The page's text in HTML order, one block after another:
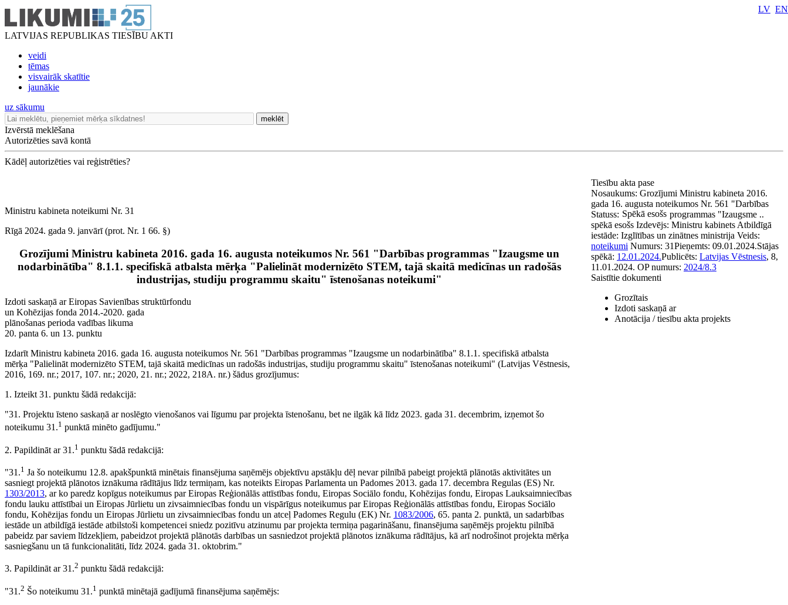
LATVIJAS REPUBLIKAS TIESĪBU AKTI
veidi
tēmas
visvairāk skatītie
jaunākie
LV EN
uz sākumu
meklēt
Izvērstā meklēšana
Autorizēties savā kontā
Kādēļ autorizēties vai reģistrēties?
Ministru kabineta noteikumi Nr. 31
Rīgā 2024. gada 9. janvārī (prot. Nr. 1 66. §)
Grozījumi Ministru kabineta 2016. gada 16. augusta noteikumos Nr. 561 "Darbības programmas "Izaugsme un
nodarbinātība" 8.1.1. specifiskā atbalsta mērķa "Palielināt modernizēto STEM, tajā skaitā medicīnas un radošās
industrijas, studiju programmu skaitu" īstenošanas noteikumi"
Izdoti saskaņā ar Eiropas Savienības struktūrfondu
un Kohēzijas fonda 2014.-2020. gada
plānošanas perioda vadības likuma
20. panta 6. un 13. punktu
Izdarīt Ministru kabineta 2016. gada 16. augusta noteikumos Nr. 561 "Darbības programmas "Izaugsme un nodarbinātība" 8.1.1. specifiskā atbalsta
mērķa "Palielināt modernizēto STEM, tajā skaitā medicīnas un radošās industrijas, studiju programmu skaitu" īstenošanas noteikumi" (Latvijas Vēstnesis,
2016, 169. nr.; 2017, 107. nr.; 2020, 21. nr.; 2022, 218A. nr.) šādus grozījumus:
1. Izteikt 31. punktu šādā redakcijā:
"31. Projektu īsteno saskaņā ar noslēgto vienošanos vai līgumu par projekta īstenošanu, bet ne ilgāk kā līdz 2023. gada 31. decembrim, izņemot šo
noteikumu 31.1 punktā minēto gadījumu."
2. Papildināt ar 31.1 punktu šādā redakcijā:
"31.1 Ja šo noteikumu 12.8. apakšpunktā minētais finansējuma saņēmējs objektīvu apstākļu dēļ nevar pilnībā pabeigt projektā plānotās aktivitātes un
sasniegt projektā plānotos iznākuma rādītājus līdz termiņam, kas noteikts Eiropas Parlamenta un Padomes 2013. gada 17. decembra Regulas (ES) Nr.
1303/2013, ar ko paredz kopīgus noteikumus par Eiropas Reģionālās attīstības fondu, Eiropas Sociālo fondu, Kohēzijas fondu, Eiropas Lauksaimniecības
fondu lauku attīstībai un Eiropas Jūrlietu un zivsaimniecības fondu un vispārīgus noteikumus par Eiropas Reģionālās attīstības fondu, Eiropas Sociālo
fondu, Kohēzijas fondu un Eiropas Jūrlietu un zivsaimniecības fondu un atceļ Padomes Regulu (EK) Nr. 1083/2006, 65. panta 2. punktā, un sadarbības
iestāde un atbildīgā iestāde atbilstoši kompetencei sniedz pozitīvu atzinumu par projekta termiņa pagarināšanu, finansējuma saņēmējs projektu pilnībā
pabeidz par saviem līdzekļiem, pabeidzot projektā plānotās darbības un sasniedzot projektā plānotos iznākuma rādītājus, kā arī nodrošinot projekta mērķa
sasniegšanu un tā funkcionalitāti, līdz 2024. gada 31. oktobrim."
3. Papildināt ar 31.2 punktu šādā redakcijā:
"31.2 Šo noteikumu 31.1 punktā minētajā gadījumā finansējuma saņēmējs:
Tiesību akta pase
Nosaukums: Grozījumi Ministru kabineta 2016.
gada 16. augusta noteikumos Nr. 561 "Darbības
programmas "Izaugsme ..
Statuss: Spēkā esošs
spēkā esošs Izdevējs: Ministru kabinets Atbildīgā
iestāde: Izglītības un zinātnes ministrija Veids:
noteikumi Numurs: 31Pieņemts: 09.01.2024.Stājas
spēkā: 12.01.2024.Publicēts: Latvijas Vēstnesis, 8,
11.01.2024. OP numurs: 2024/8.3
Saistītie dokumenti
Grozītais
Izdoti saskaņā ar
Anotācija / tiesību akta projekts